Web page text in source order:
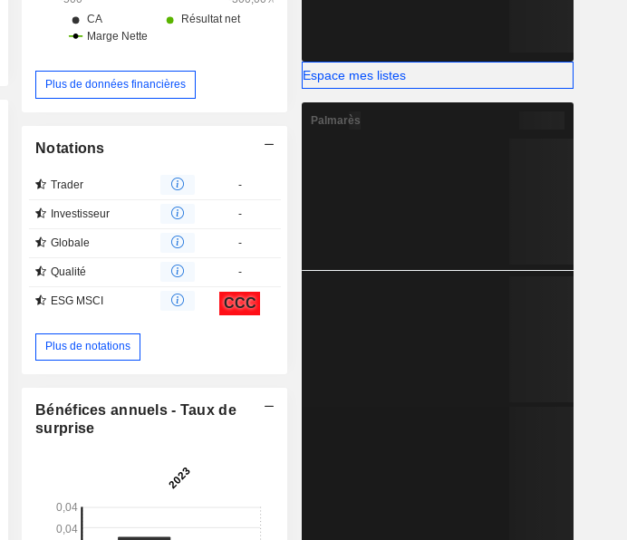
Plus de données financières
Notations
Trader -
Investisseur -
Globale -
Qualité -
ESG MSCI CCC
Plus de notations
Bénéfices annuels - Taux de
surprise
Espace mes listes
Palmarès